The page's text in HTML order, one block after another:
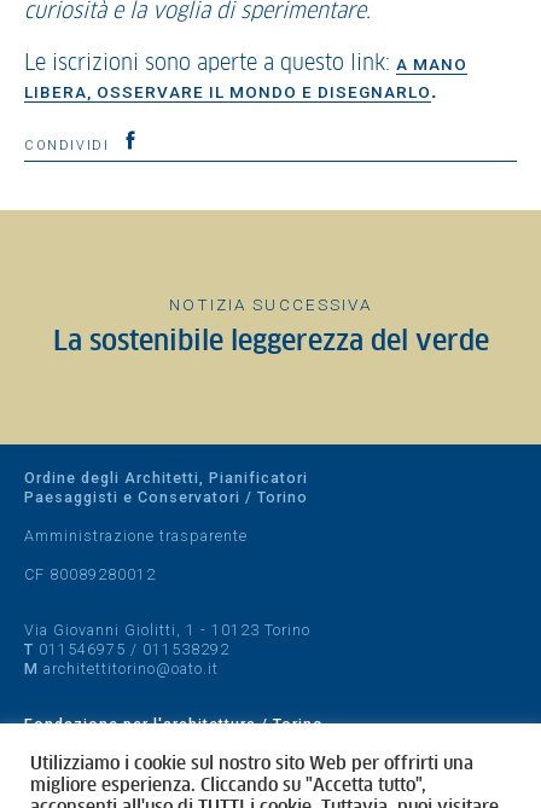
curiosità e la voglia di sperimentare.
Le iscrizioni sono aperte a questo link: A MANO
LIBERA, OSSERVARE IL MONDO E DISEGNARLO.
CONDIVIDI
NOTIZIA SUCCESSIVA
La sostenibile leggerezza del verde
Ordine degli Architetti, Pianificatori
Paesaggisti e Conservatori / Torino
Amministrazione trasparente
CF 80089280012
Via Giovanni Giolitti, 1 - 10123 Torino
T 011546975 / 011538292
M architettitorino@oato.it
Fondazione per l'architettura / Torino
Designed by quattrolinee.it
Utilizziamo i cookie sul nostro sito Web per offrirti una
migliore esperienza. Cliccando su "Accetta tutto",